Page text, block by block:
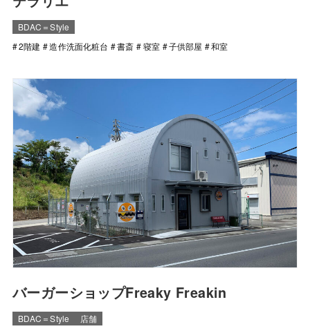
BDAC＝Style
2階建
造作洗面化粧台 書斎 寝室 子供部屋 和室
バーガーショップFreaky Freakin
BDAC＝Style
店舗